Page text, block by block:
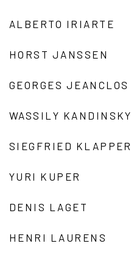
ALBERTO IRIARTE
HORST JANSSEN
GEORGES JEANCLOS
WASSILY KANDINSKY
SIEGFRIED KLAPPER
YURI KUPER
DENIS LAGET
HENRI LAURENS